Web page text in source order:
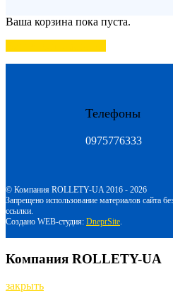
Ваша корзина пока пуста.
Телефоны
0975776333
© Компания ROLLETY-UA 2016 - 2026
Запрещено использование материалов сайта
ссылки.
Создано WEB-студия: DneprSite.
Компания ROLLETY-UA
закрыть